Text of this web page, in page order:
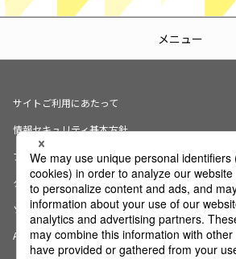
メニュー
サイトご利用にあたって
情報セキュリティ基本方針
プライバシーポリシー
クッキーの使用について
ソーシャルメディアポリシー
AI倫理宣言